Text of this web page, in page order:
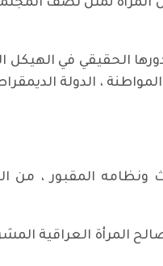
المرأة تمثل نصف
دورها الحقيقي في
، الدولة
ونظامه المقبور ، من
المرأة العراقية